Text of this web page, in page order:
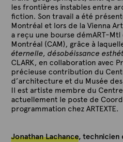
les frontières instables entre
fiction. Son travail a été
Montréal et lors de la Vienna
a reçu une bourse démART-
Montréal (CAM), grâce à
éternelle, désobéissance
CLARK, en collaboration avec
précieuse contribution du
d’architecture et du Musée
Il est artiste membre du
actuellement le poste de
programmation chez ARTEXTE.
Jonathan Lachance, technicien